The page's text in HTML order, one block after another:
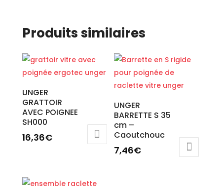
Produits similaires
UNGER
GRATTOIR
AVEC POIGNEE
SH000
16,36€
UNGER
BARRETTE S 35
cm –
Caoutchouc
7,46€